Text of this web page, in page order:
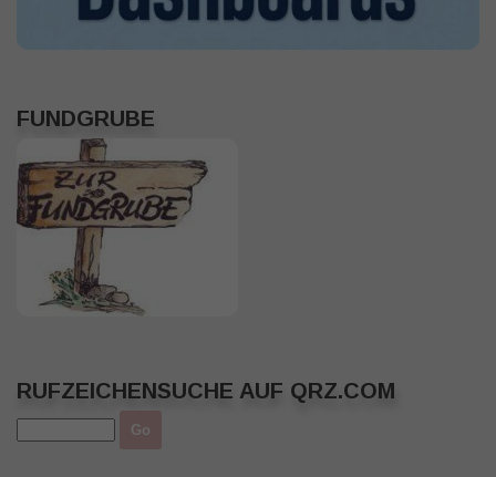
FUNDGRUBE
RUFZEICHENSUCHE AUF QRZ.COM